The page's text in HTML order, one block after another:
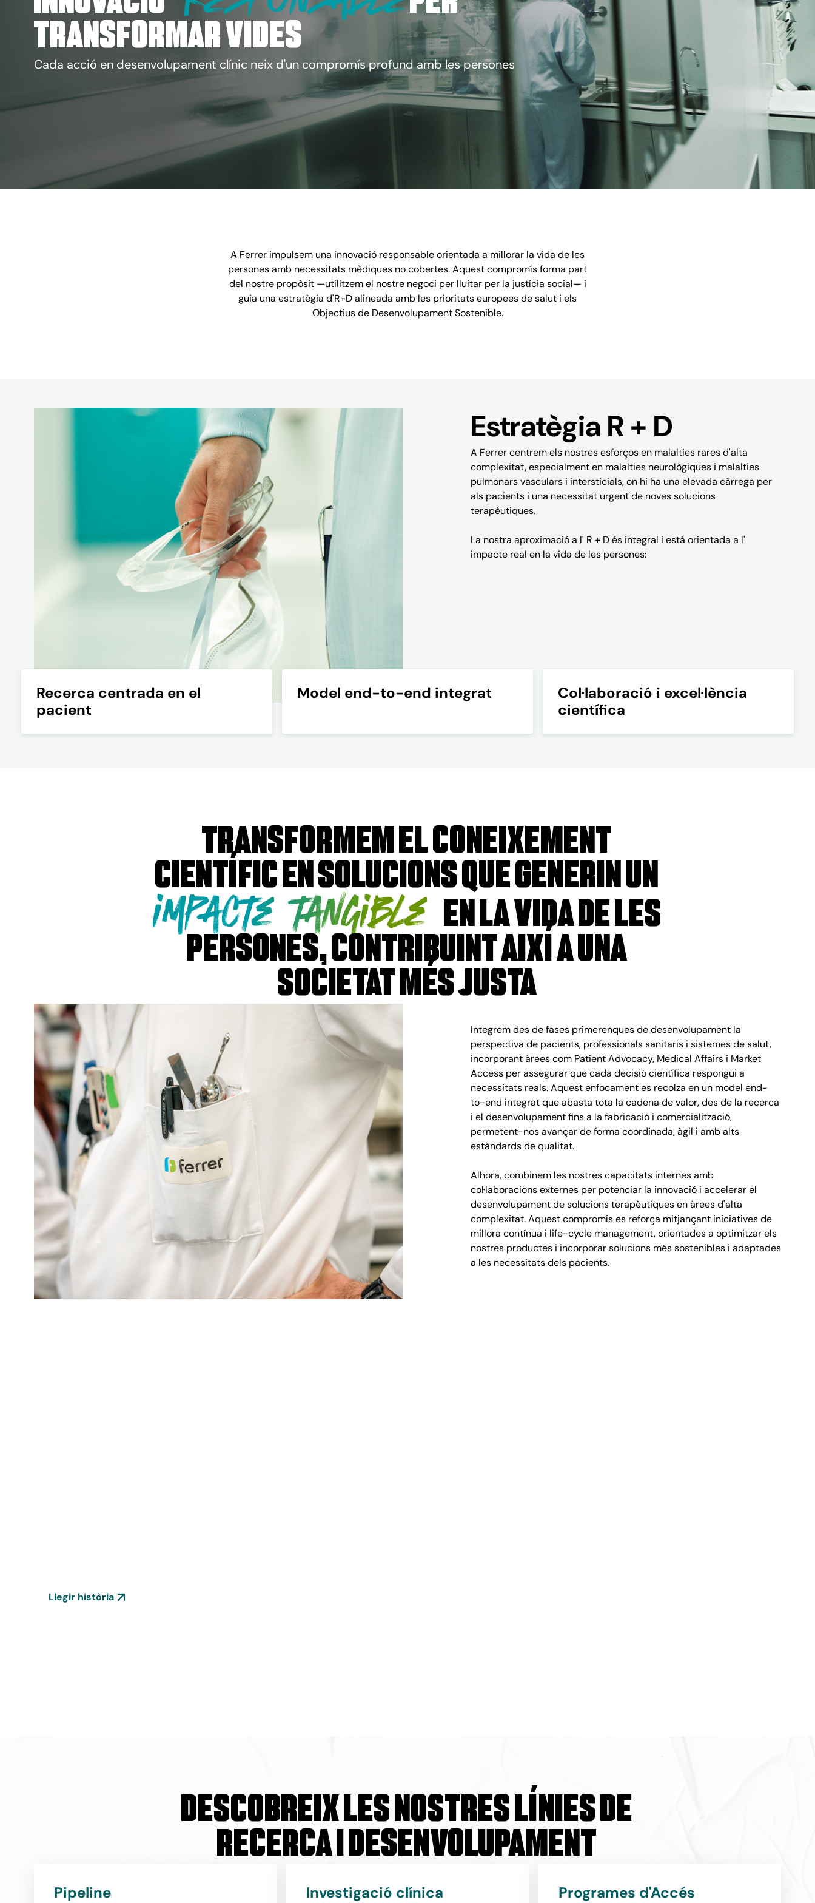
transformar vides
Cada acció en desenvolupament clínic neix d'un compromís profund amb les persones
A Ferrer impulsem una innovació responsable orientada a millorar la vida de les
persones amb necessitats mèdiques no cobertes. Aquest compromís forma part
del nostre propòsit —utilitzem el nostre negoci per lluitar per la justícia social— i
guia una estratègia d'R+D alineada amb les prioritats europees de salut i els
Objectius de Desenvolupament Sostenible.
Estratègia R + D
A Ferrer centrem els nostres esforços en malalties rares d'alta
complexitat, especialment en malalties neurològiques i malalties
pulmonars vasculars i intersticials, on hi ha una elevada càrrega per
als pacients i una necessitat urgent de noves solucions
terapèutiques.
La nostra aproximació a l' R + D és integral i està orientada a l'
impacte real en la vida de les persones:
Recerca centrada en el
pacient
Model end-to-end integrat
Col·laboració i excel·lència
científica
Transformem el coneixement
científic en solucions que generin un
impacte tangible en la vida de les
persones, contribuint així a una
societat més justa
Integrem des de fases primerenques de desenvolupament la
perspectiva de pacients, professionals sanitaris i sistemes de salut,
incorporant àrees com Patient Advocacy, Medical Affairs i Market
Access per assegurar que cada decisió científica respongui a
necessitats reals. Aquest enfocament es recolza en un model end-
to-end integrat que abasta tota la cadena de valor, des de la recerca
i el desenvolupament fins a la fabricació i comercialització,
permetent-nos avançar de forma coordinada, àgil i amb alts
estàndards de qualitat.
Alhora, combinem les nostres capacitats internes amb
col·laboracions externes per potenciar la innovació i accelerar el
desenvolupament de solucions terapèutiques en àrees d'alta
complexitat. Aquest compromís es reforça mitjançant iniciatives de
millora contínua i life-cycle management, orientades a optimitzar els
nostres productes i incorporar solucions més sostenibles i adaptades
a les necessitats dels pacients.
Llegir història
Descobreix les nostres línies de
recerca i desenvolupament
Pipeline Investigació clínica
Programes d'Accés